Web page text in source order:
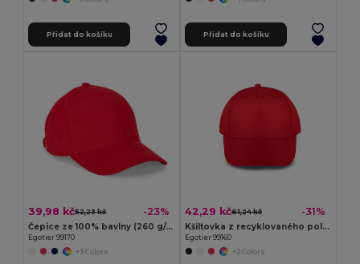
Přidat do košíku Přidat do košíku
39,98 kč52,23 kč -23%
Čepice ze 100% bavlny (260 g/m²) se 6 panely
Egotier 99170
+3 Colors
42,29 kč61,24 kč -31%
Kšiltovka z recyklovaného polyesteru (100% rPET)
Egotier 99160
+2 Colors